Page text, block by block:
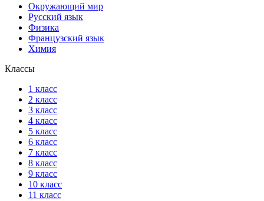
Окружающий мир
Русский язык
Физика
Французский язык
Химия
Классы
1 класс
2 класс
3 класс
4 класс
5 класс
6 класс
7 класс
8 класс
9 класс
10 класс
11 класс